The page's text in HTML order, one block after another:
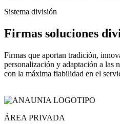
Sistema división
Firmas soluciones
Firmas que aportan tradición,
personalización y adaptación a las
con la máxima fiabilidad en el
ÁREA PRIVADA